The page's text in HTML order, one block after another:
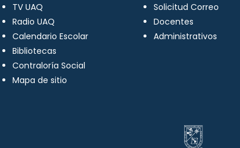
TV UAQ
Radio UAQ
Calendario Escolar
Bibliotecas
Contraloría Social
Mapa de sitio
Solicitud Correo
Docentes
Administrativos